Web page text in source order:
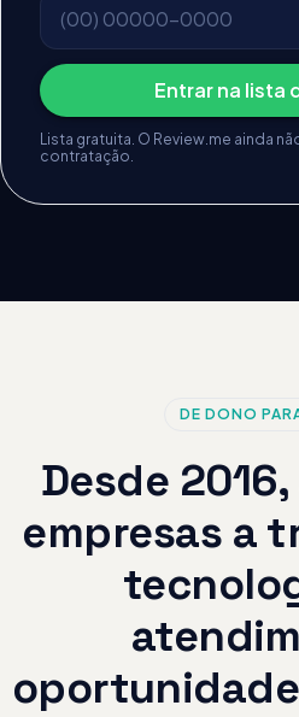
Entrar na lista
Lista gratuita. O Review.me ainda
contratação.
DE DONO
Desde
empresas a